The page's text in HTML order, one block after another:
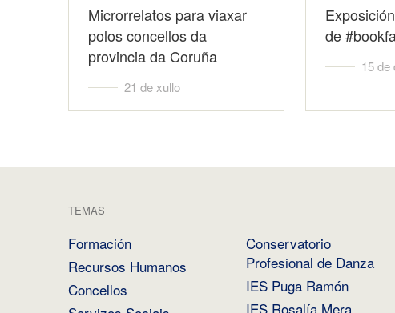
Microrrelatos para viaxar
polos concellos da
provincia da Coruña
21 de xullo
de
15 de
TEMAS
Formación
Recursos Humanos
Concellos
Conservatorio
Profesional de Danza
IES Puga Ramón
IES Rosalía Mera